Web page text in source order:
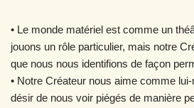
• Le monde matériel est comme un
jouons un rôle particulier, mais notre
que nous nous identifions de façon
• Notre Créateur nous aime comme
désir de nous voir piégés de manière